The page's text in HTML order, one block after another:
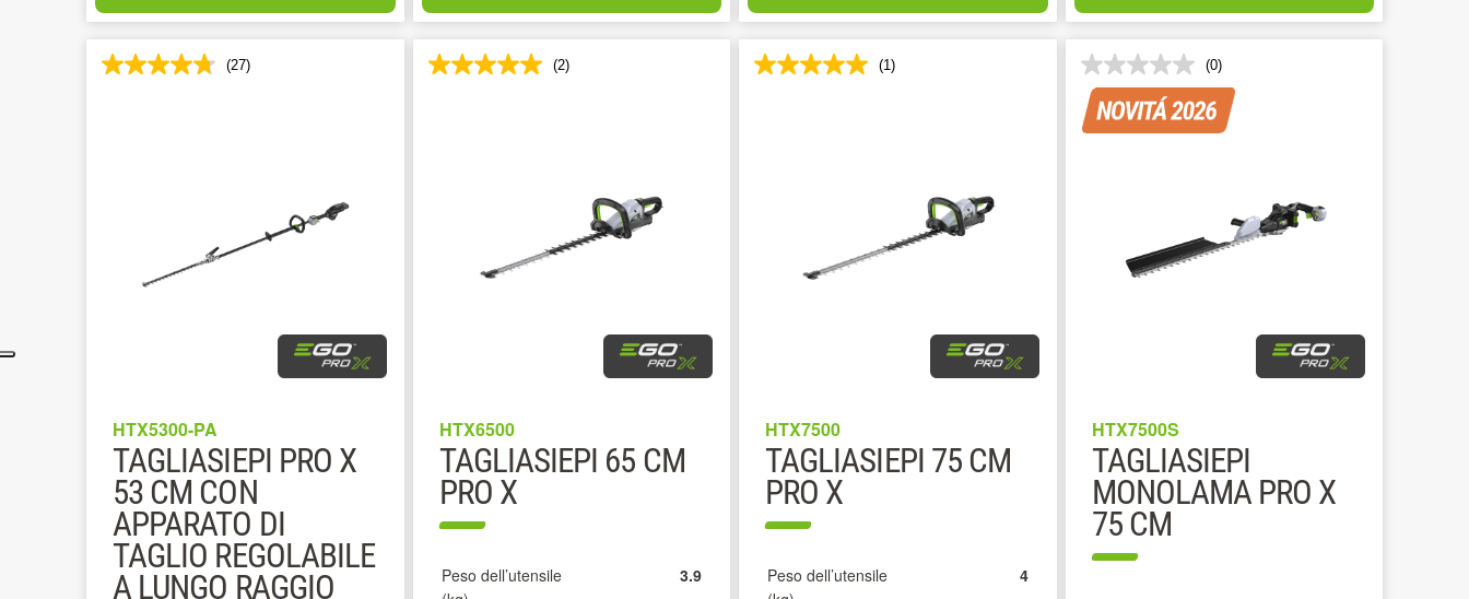
(27)
HTX5300-PA
TAGLIASIEPI PRO X
53 CM CON
APPARATO DI
TAGLIO REGOLABILE
A LUNGO RAGGIO
(2)
HTX6500
TAGLIASIEPI 65 CM
PRO X
Peso dell’utensile
3.9
(1)
HTX7500
TAGLIASIEPI 75 CM
PRO X
Peso dell’utensile
4
(0)
HTX7500S
TAGLIASIEPI
MONOLAMA PRO X
75 CM